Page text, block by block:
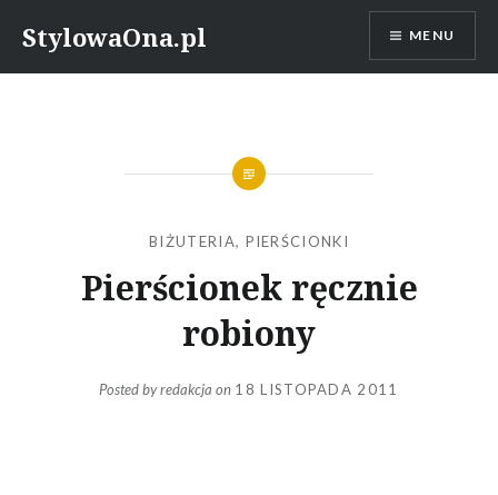
content
StylowaOna.pl MENU
BIŻUTERIA, PIERŚCIONKI
Pierścionek ręcznie
robiony
Posted byredakcja on 18 LISTOPADA 2011